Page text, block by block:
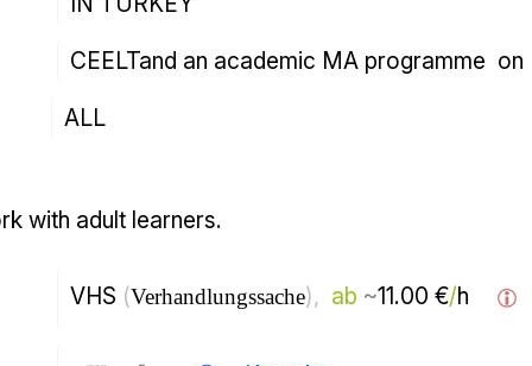
مانده است
همه
من ترجیح می‌دهم با زبان‌آموزان بزرگسال کار کنم.
مرکز آموزش بزرگسالان ( قابل مذاکره )، از حدود